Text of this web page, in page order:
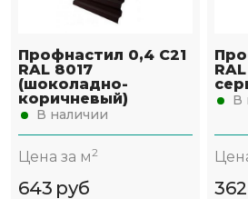
Профнастил 0,4 С21
RAL 8017
(шоколадно-
коричневый)
В наличии
Цена за м2
643 руб
В
362